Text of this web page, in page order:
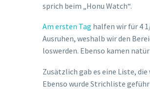
sprich beim „Honu Watch“.
Am ersten Tag halfen wir für 4
Ausruhen, weshalb wir den
loswerden. Ebenso kamen
Zusätzlich gab es eine Liste,
Ebenso wurde Strichliste